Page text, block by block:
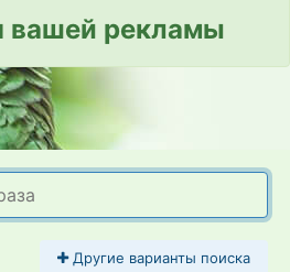
вашей рекламы
Другие варианты поиска